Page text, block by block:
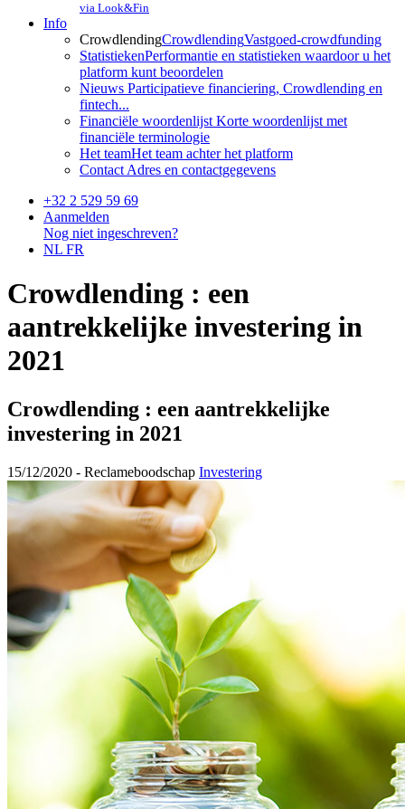
via Look&Fin
Info
CrowdlendingCrowdlendingVastgoed-crowdfunding
StatistiekenPerformantie en statistieken waardoor u het
platform kunt beoordelen
Nieuws Participatieve financiering, Crowdlending en
fintech...
Financiële woordenlijst Korte woordenlijst met
financiële terminologie
Het teamHet team achter het platform
Contact Adres en contactgegevens
+32 2 529 59 69
Aanmelden
Nog niet ingeschreven?
NL FR
Crowdlending : een
aantrekkelijke investering in
2021
Crowdlending : een aantrekkelijke
investering in 2021
15/12/2020 - Reclameboodschap Investering